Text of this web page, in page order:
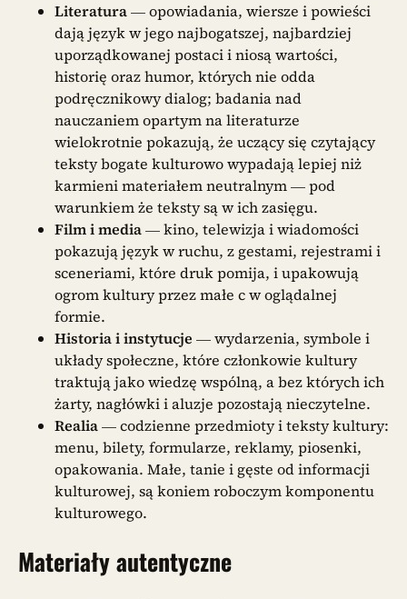
Literatura— opowiadania, wiersze i powieści
dają język w jego najbogatszej, najbardziej
uporządkowanej postaci i niosą wartości,
historię oraz humor, których nie odda
podręcznikowy dialog; badania nad
nauczaniem opartym na literaturze
wielokrotnie pokazują, że uczący się czytający
teksty bogate kulturowo wypadają lepiej niż
karmieni materiałem neutralnym — pod
warunkiem że teksty są w ich zasięgu.
Film i media— kino, telewizja i wiadomości
pokazują język w ruchu, z gestami, rejestrami i
sceneriami, które druk pomija, i upakowują
ogrom kultury przez małe c w oglądalnej
formie.
Historia i instytucje — wydarzenia, symbole i
układy społeczne, które członkowie kultury
traktują jako wiedzę wspólną, a bez których ich
żarty, nagłówki i aluzje pozostają nieczytelne.
Realia— codzienne przedmioty i teksty kultury:
menu, bilety, formularze, reklamy, piosenki,
opakowania. Małe, tanie i gęste od informacji
kulturowej, są koniem roboczym komponentu
kulturowego.
Materiały autentyczne